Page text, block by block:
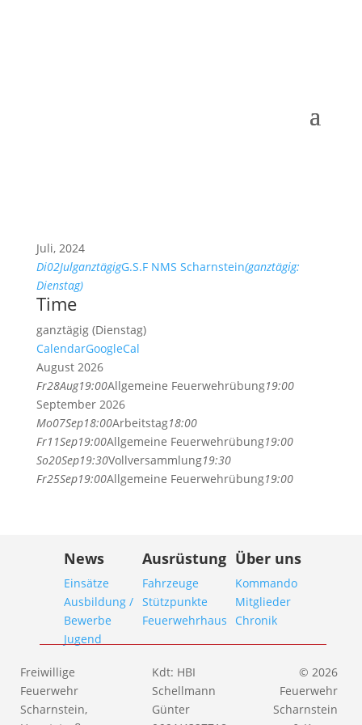
Juli, 2024
Di02JulganztägigG.S.F NMS Scharnstein(ganztägig:
Dienstag)
Time
ganztägig (Dienstag)
CalendarGoogleCal
August 2026
Fr28Aug19:00Allgemeine Feuerwehrübung19:00
September 2026
Mo07Sep18:00Arbeitstag18:00
Fr11Sep19:00Allgemeine Feuerwehrübung19:00
So20Sep19:30Vollversammlung19:30
Fr25Sep19:00Allgemeine Feuerwehrübung19:00
News
Einsätze
Ausbildung /
Bewerbe
Jugend
Ausrüstung
Fahrzeuge
Stützpunkte
Feuerwehrhaus
Über uns
Kommando
Mitglieder
Chronik
Freiwillige
Feuerwehr
Scharnstein,
Kdt: HBI
Schellmann
Günter
© 2026
Feuerwehr
Scharnstein